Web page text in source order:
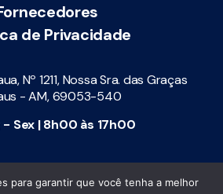
de Privacidade
Nº 1211, Nossa Sra. das Graças
- AM, 69053-540
- Sex | 8h00 às 17h00
reservados© Cosems-AM |
para garantir que você tenha a melhor